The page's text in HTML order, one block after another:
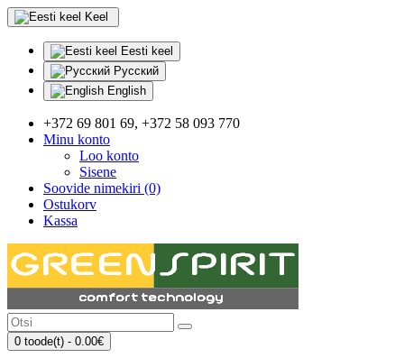
Keel
Eesti keel
Русский
English
+372 69 801 69, +372 58 093 770
Minu konto
Loo konto
Sisene
Soovide nimekiri (0)
Ostukorv
Kassa
0 toode(t) - 0.00€